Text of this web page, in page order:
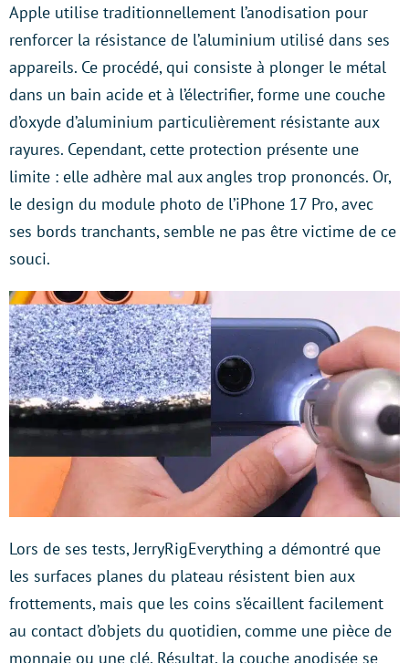
Apple utilise traditionnellement l’anodisation pour
renforcer la résistance de l’aluminium utilisé dans ses
appareils. Ce procédé, qui consiste à plonger le métal
dans un bain acide et à l’électrifier, forme une couche
d’oxyde d’aluminium particulièrement résistante aux
rayures. Cependant, cette protection présente une
limite : elle adhère mal aux angles trop prononcés. Or,
le design du module photo de l’iPhone 17 Pro, avec
ses bords tranchants, semble ne pas être victime de ce
souci.
Lors de ses tests, JerryRigEverything a démontré que
les surfaces planes du plateau résistent bien aux
frottements, mais que les coins s’écaillent facilement
au contact d’objets du quotidien, comme une pièce de
monnaie ou une clé. Résultat, la couche anodisée se